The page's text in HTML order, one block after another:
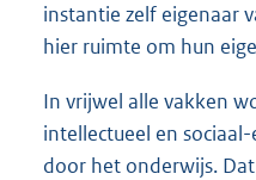
instantie zelf eigenaar
hier ruimte om hun
In vrijwel alle vakken
intellectueel en
door het onderwijs.